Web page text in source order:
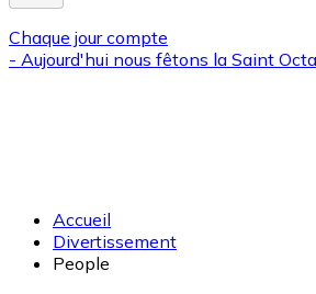
Chaque jour compte
- Aujourd'hui nous fêtons la Saint
Accueil
Divertissement
People